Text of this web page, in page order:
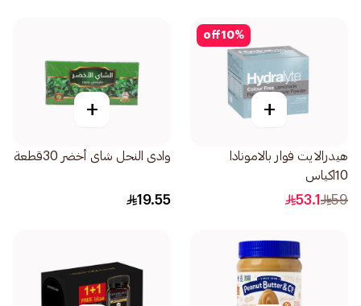
10%
off
+
هيدرالايت فوار بالامونادا
10اكياس
59
53.1
+
وادى النحل شاى أخضر 30قطعة
19.55